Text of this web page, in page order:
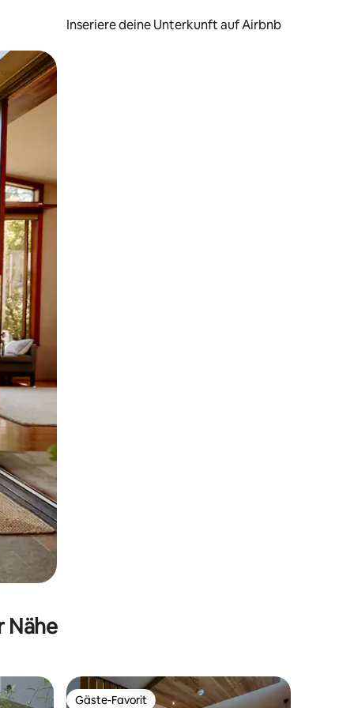
Inseriere deine Unterkunft auf Airbnb
oder Wischgesten.
Nähe
Gäste-Favorit